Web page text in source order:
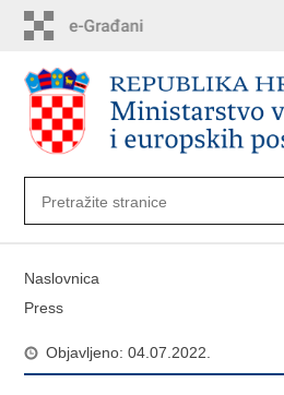
sadržaj
Naslovnica
Press
Objavljeno: 04.07.2022.